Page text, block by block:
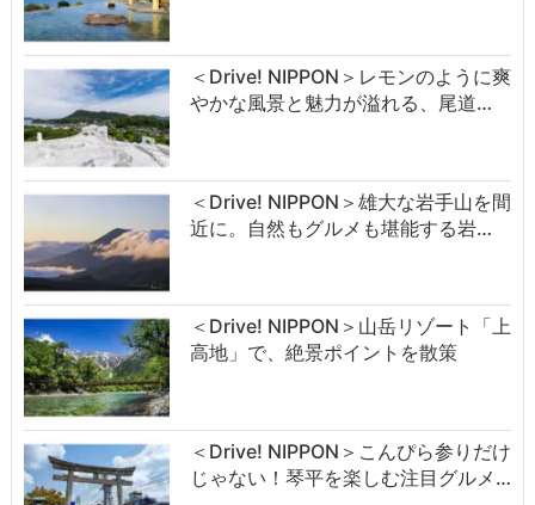
＜Drive! NIPPON＞レモンのように爽
やかな風景と魅力が溢れる、尾道…
＜Drive! NIPPON＞雄大な岩手山を間
近に。自然もグルメも堪能する岩…
＜Drive! NIPPON＞山岳リゾート「上
高地」で、絶景ポイントを散策
＜Drive! NIPPON＞こんぴら参りだけ
じゃない！琴平を楽しむ注目グルメ…